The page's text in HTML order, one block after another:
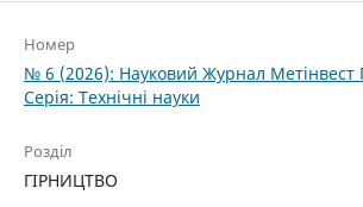
Номер
№ 6 (2026): Науковий Журнал Метінвест
Серія: Технічні науки
Розділ
ГІРНИЦТВО